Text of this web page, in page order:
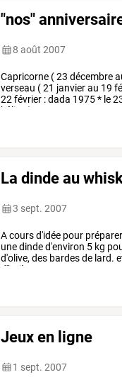
"nos"
8 août 2007
Capricorne (23 décembre
verseau (21 janvierau 19
22février :dada 1975* le
bêlier
(
La dinde au
3 sept. 2007
Acoursd'idée pour préparer
unedinded'environ 5 kg
d'olive, des bardesde lard.
d'huile
Jeux en ligne
1 sept. 2007